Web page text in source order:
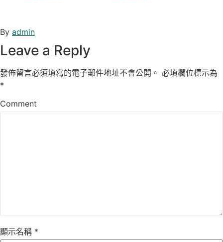
By admin
Leave a Reply
發佈留言必須填寫的電子郵件地址不會公開。 必填欄位標示為
*
Comment
顯示名稱 *